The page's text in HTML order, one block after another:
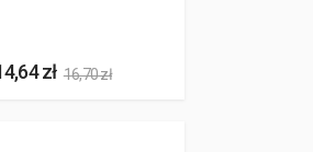
zł 16,70 zł